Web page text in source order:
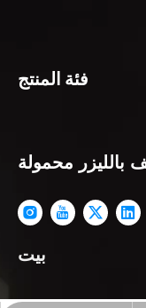
فئة المنتج
بالليزر محمولة
بيت